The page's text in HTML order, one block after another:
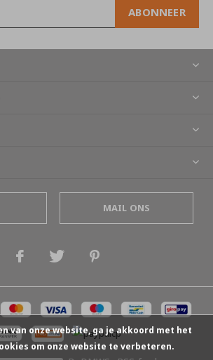
ABONNEER
MAIL ONS
van onze website, ga je akkoord met het
om onze website te verbeteren.